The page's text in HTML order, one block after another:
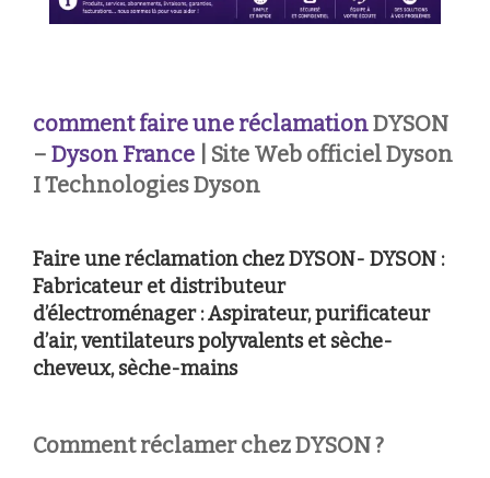
comment faire une réclamationDYSON
– Dyson France | Site Web officiel Dyson
I Technologies Dyson
Faire une réclamation chez DYSON- DYSON :
Fabricateur et distributeur
d’électroménager : Aspirateur, purificateur
d’air, ventilateurs polyvalents et sèche-
cheveux, sèche-mains
Comment réclamer chez DYSON ?